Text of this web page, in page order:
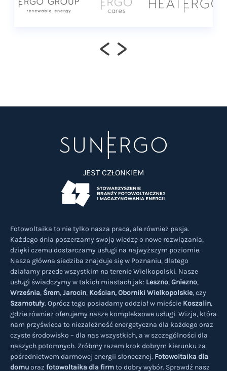
< >
JEST CZŁONKIEM
Fotowoltaika to nie tylko nasza praca, ale również pasja.
Każdego dnia poszerzamy swoją wiedzę o nowe rozwiązania,
dzięki czemu dostarczamy usługi na najwyższym poziomie.
Nasza główna siedziba znajduje się w Poznaniu, dlatego
działamy przede wszystkim na terenie Wielkopolski. Nasze
usługi świadczymy w takich miastach jak: Leszno,Gniezno,
Września, Śrem,Jarocin, Kościan,Oborniki Wielkopolskie, czy
Szamotuły. Oprócz tego posiadamy oddział w mieście Koszalin,
gdzie również oferujemy nasze kompleksowe usługi. Wizja, która
nam przyświeca to niezależność energetyczna dla każdego oraz
czyste środowisko – dla nas wszystkich, a w szczególności dla
naszych potomnych. Zróbmy razem krok dobrym kierunku za
pośrednictwem darmowej energii słonecznej. Fotowoltaika dla
domuoraz fotowoltaika dla firmto dobry wybór. Sprawdź nasz